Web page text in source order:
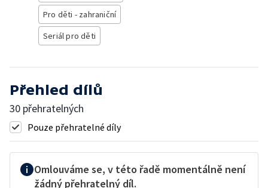
Pro děti - zahraniční
Seriál pro děti
Přehled dílů
30 přehratelných
Pouze přehratelné díly
Omlouváme se, v této řadě momentálně není
žádný přehratelný díl.